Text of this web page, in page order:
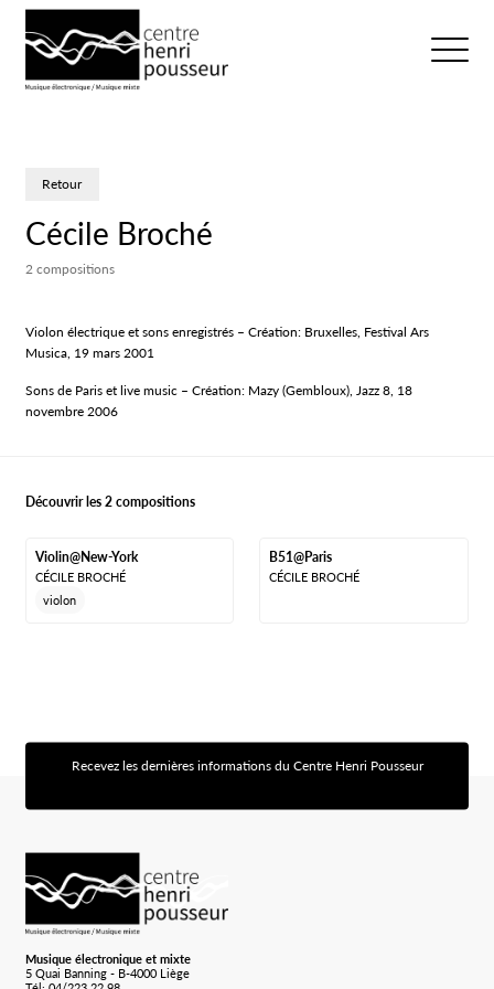
Ouvrir/
Retour
Cécile Broché
2 compositions
Violon électrique et sons enregistrés – Création: Bruxelles, Festival Ars
Musica, 19 mars 2001
Sons de Paris et live music – Création: Mazy (Gembloux), Jazz 8, 18
novembre 2006
Découvrir les 2 compositions
Violin@New-York
CÉCILE BROCHÉ
violon
B51@Paris
CÉCILE BROCHÉ
Recevez les dernières informations du Centre Henri Pousseur
Musique électronique et mixte
5 Quai Banning - B-4000 Liège